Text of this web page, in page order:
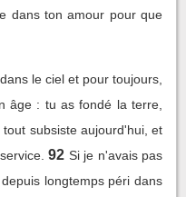
dans ton amour pour que
le ciel et pour toujours,
âge : tu as fondé la terre,
subsiste aujourd'hui, et
92 Si je n'avais pas
longtemps péri dans